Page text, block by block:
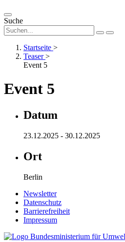
Suche
Startseite >
Teaser>
Event 5
Event 5
Datum
23.12.2025 - 30.12.2025
Ort
Berlin
Newsletter
Datenschutz
Barrierefreiheit
Impressum